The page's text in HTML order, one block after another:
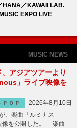
HANA／KAWAII LAB.
EXPO LIVE
MUSIC NEWS
アジアツアーより
」ライブ映像を
ＰＯＰ
2026年8月10日
、楽曲「ルミナス –
像を公開した。 楽曲